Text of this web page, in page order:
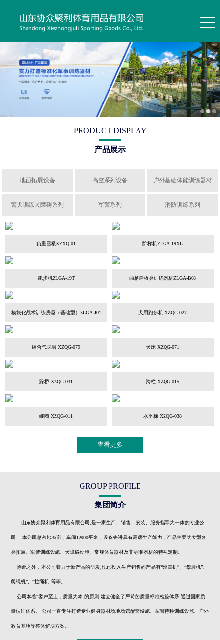
PRODUCT DISPLAY
产品展示
地面拓展设备 高空系列设备 户外基础体能训练器材
警犬训练犬障碍系列 军警系列 消防训练系列
负重雪橇XZXQ-01 阶梯机ZLGA-19XL
跑步机ZLGA-19T 曲柄踏板类训练器材ZLGA-B08
模块化战术训练房屋（基础型）ZLGA-J01 犬用跑步机 XZQG-027
组合气味墙 XZQG-079 犬床 XZQG-071
跺桥 XZQG-031 跨栏 XZQG-015
绕圈 XZQG-011 水平梯 XZQG-038
查看更多
GROUP PROFILE
集团简介
山东协众聚利体育用品有限公司,是一家生产、销售、安装、服务指导为一体的专业公
司。 本公司总占地35亩，车间12000平米，设备先进具有高端生产能力，产品主要为大型各
类拓展、军警训练设施、犬障碍设施、常规体育器材及非标准器材的特殊定制。
除此之外，本公司着力于新产品的研发,现已投入生产销售的产品有“滑雪机”、“攀岩机”、
爬绳机”、“拉绳机”等等。
公司本着“客户至上，质量为本”的原则,建立健全了严苛的质量标准检验体系,通过国家质
量认证体系。 公司一直专注打造专业健身器材场地场馆配套设施、军警特种训练设施、户外
教育基地等整体解决方案。